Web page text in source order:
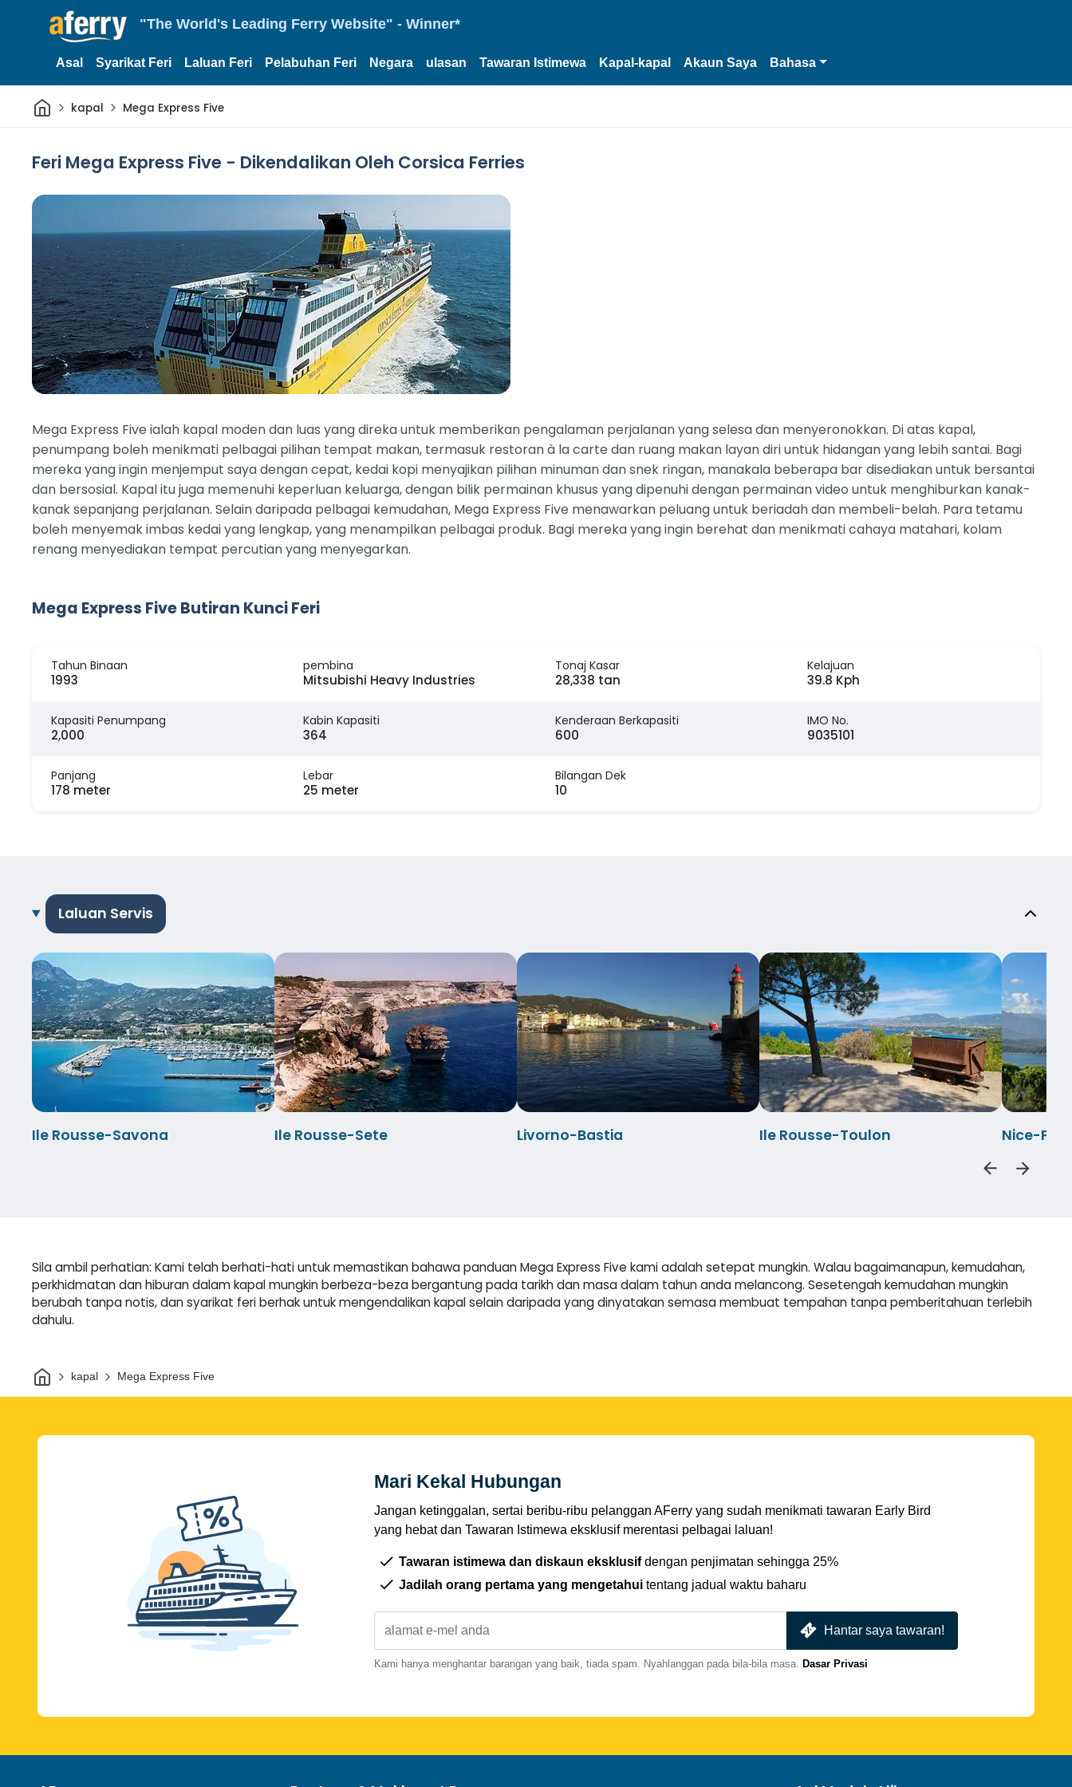
"The World's Leading Ferry Website" - Winner*
Asal Syarikat Feri Laluan Feri Pelabuhan Feri Negara ulasan Tawaran Istimewa Kapal-kapal Akaun Saya Bahasa
Rumah
kapal Mega Express Five
Feri Mega Express Five - Dikendalikan Oleh Corsica Ferries
Mega Express Five ialah kapal moden dan luas yang direka untuk memberikan pengalaman perjalanan yang selesa dan menyeronokkan. Di atas kapal,
penumpang boleh menikmati pelbagai pilihan tempat makan, termasuk restoran à la carte dan ruang makan layan diri untuk hidangan yang lebih santai. Bagi
mereka yang ingin menjemput saya dengan cepat, kedai kopi menyajikan pilihan minuman dan snek ringan, manakala beberapa bar disediakan untuk bersantai
dan bersosial. Kapal itu juga memenuhi keperluan keluarga, dengan bilik permainan khusus yang dipenuhi dengan permainan video untuk menghiburkan kanak-
kanak sepanjang perjalanan. Selain daripada pelbagai kemudahan, Mega Express Five menawarkan peluang untuk beriadah dan membeli-belah. Para tetamu
boleh menyemak imbas kedai yang lengkap, yang menampilkan pelbagai produk. Bagi mereka yang ingin berehat dan menikmati cahaya matahari, kolam
renang menyediakan tempat percutian yang menyegarkan.
Mega Express Five Butiran Kunci Feri
Tahun Binaan
1993
pembina
Mitsubishi Heavy Industries
Tonaj Kasar
28,338 tan
Kelajuan
39.8 Kph
Kapasiti Penumpang
2,000
Kabin Kapasiti
364
Kenderaan Berkapasiti
600
IMO No.
9035101
Panjang
178 meter
Lebar
25 meter
Bilangan Dek
10
Laluan Servis
Ile Rousse-Savona Ile Rousse-Sete Livorno-Bastia Ile Rousse-Toulon Nice-
Sila ambil perhatian: Kami telah berhati-hati untuk memastikan bahawa panduan Mega Express Five kami adalah setepat mungkin. Walau bagaimanapun, kemudahan,
perkhidmatan dan hiburan dalam kapal mungkin berbeza-beza bergantung pada tarikh dan masa dalam tahun anda melancong. Sesetengah kemudahan mungkin
berubah tanpa notis, dan syarikat feri berhak untuk mengendalikan kapal selain daripada yang dinyatakan semasa membuat tempahan tanpa pemberitahuan terlebih
dahulu.
Rumahkapal Mega Express Five
Mari Kekal Hubungan
Jangan ketinggalan, sertai beribu-ribu pelanggan AFerry yang sudah menikmati tawaran Early Bird
yang hebat dan Tawaran Istimewa eksklusif merentasi pelbagai laluan!
Tawaran istimewa dan diskaun eksklusifdengan penjimatan sehingga 25%
Jadilah orang pertama yang mengetahui tentang jadual waktu baharu
Hantar saya tawaran!
Kami hanya menghantar barangan yang baik, tiada spam. Nyahlanggan pada bila-bila masa. Dasar Privasi